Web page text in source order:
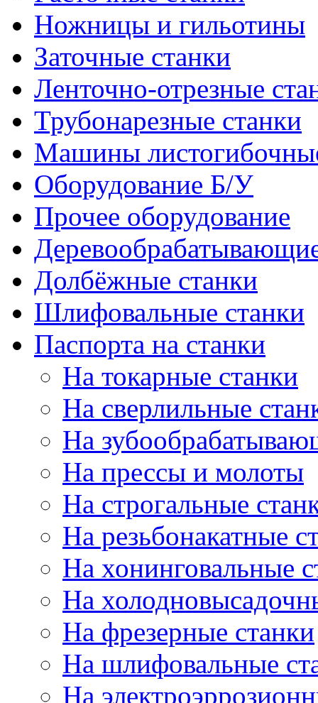
Ножницы и гильотины
Заточные станки
Ленточно-отрезные
Трубонарезные станки
Машины
Оборудование Б/У
Прочее оборудование
Долбёжные станки
Шлифовальные станки
Паспорта на станки
На токарные станки
На сверлильные
На
На прессы и молоты
На строгальные
На резьбонакатные
На хонинговальные
На
На фрезерные станки
На шлифовальные
На